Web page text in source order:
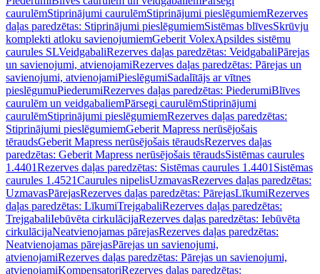
caurulēmStiprinājumi caurulēmStiprinājumi pieslēgumiemRezerves
daļas paredzētas: Stiprinājumi pieslēgumiemSistēmas blīvesSkrūvju
komplekti atloku savienojumiemGeberit VolexApsildes sistēmu
caurules SLVeidgabaliRezerves daļas paredzētas: VeidgabaliPārejas
un savienojumi, atvienojamiRezerves daļas paredzētas: Pārejas un
savienojumi, atvienojamiPieslēgumiSadalītājs ar vītnes
pieslēgumuPiederumiRezerves daļas paredzētas: PiederumiBlīves
caurulēm un veidgabaliemPārsegi caurulēmStiprinājumi
caurulēmStiprinājumi pieslēgumiemRezerves daļas paredzētas:
Stiprinājumi pieslēgumiemGeberit Mapress nerūsējošais
tēraudsGeberit Mapress nerūsējošais tēraudsRezerves daļas
paredzētas: Geberit Mapress nerūsējošais tēraudsSistēmas caurules
1.4401Rezerves daļas paredzētas: Sistēmas caurules 1.4401 Sistēmas
caurules 1.4521Caurules nipelisUzmavasRezerves daļas paredzētas:
UzmavasPārejasRezerves daļas paredzētas: PārejasLīkumiRezerves
daļas paredzētas: LīkumiTrejgabaliRezerves daļas paredzētas:
TrejgabaliIebūvēta cirkulācijaRezerves daļas paredzētas: Iebūvēta
cirkulācijaNeatvienojamas pārejasRezerves daļas paredzētas:
Neatvienojamas pārejasPārejas un savienojumi,
atvienojamiRezerves daļas paredzētas: Pārejas un savienojumi,
atvienojamiKompensatoriRezerves daļas paredzētas: